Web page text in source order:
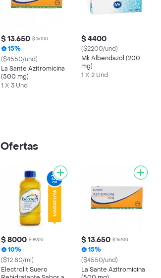
$ 13.650 $ 16.100
15%
($4550/und)
La Sante Azitromicina
(500 mg)
1 X 3 Und
$ 4400
($2200/und)
Mk Albendazol (200
mg)
1 X 2 Und
Ofertas
$ 8000 $ 8900
10%
($12.80/ml)
Electrolit Suero
$ 13.650 $ 16.100
15%
($4550/und)
La Sante Azitromicina